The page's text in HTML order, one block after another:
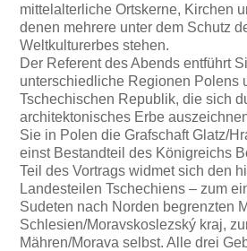
mittelalterliche Ortskerne, Kirchen
denen mehrere unter dem Schutz
Weltkulturerbes stehen.
Der Referent des Abends entführt
unterschiedliche Regionen Polens
Tschechischen Republik, die sich
architektonisches Erbe
Sie in Polen die Grafschaft Glatz/
einst Bestandteil des Königreichs
Teil des Vortrags widmet sich den
Landesteilen Tschechiens – zum
Sudeten nach Norden begrenzten
Schlesien/Moravskoslezský kraj,
Mähren/Morava selbst. Alle drei